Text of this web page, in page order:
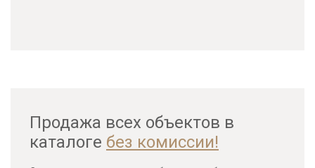
Продажа всех объектов в
каталоге без комиссии!